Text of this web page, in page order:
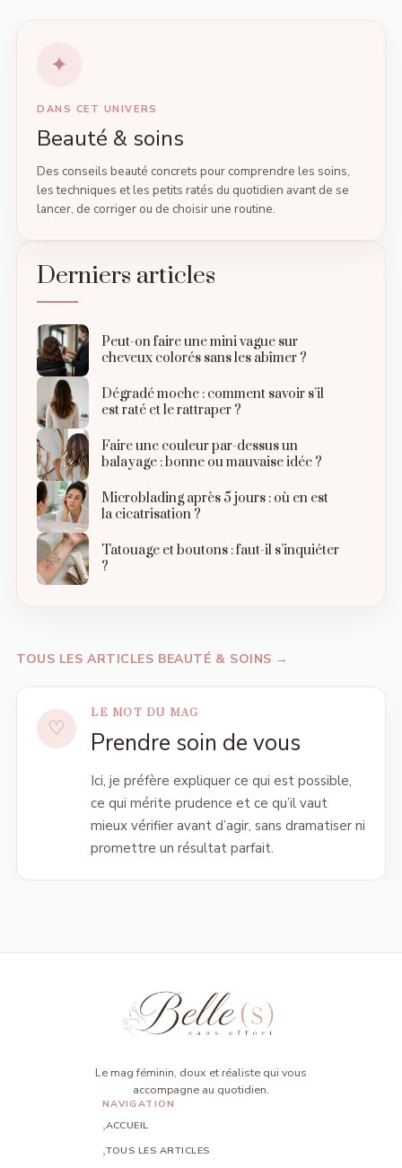
DANS CET UNIVERS
Beauté & soins
Des conseils beauté concrets pour comprendre les soins,
les techniques et les petits ratés du quotidien avant de se
lancer, de corriger ou de choisir une routine.
Derniers articles
Peut-on faire une mini vague sur
cheveux colorés sans les abîmer ?
Dégradé moche : comment savoir s’il
est raté et le rattraper ?
Faire une couleur par-dessus un
balayage : bonne ou mauvaise idée ?
Microblading après 5 jours : où en est
la cicatrisation ?
Tatouage et boutons : faut-il s’inquiéter
?
TOUS LES ARTICLES BEAUTÉ & SOINS →
LE MOT DU MAG
Prendre soin de vous
Ici, je préfère expliquer ce qui est possible,
ce qui mérite prudence et ce qu’il vaut
mieux vérifier avant d’agir, sans dramatiser ni
promettre un résultat parfait.
Le mag féminin, doux et réaliste qui vous
accompagne au quotidien.
NAVIGATION
ACCUEIL
TOUS LES ARTICLES